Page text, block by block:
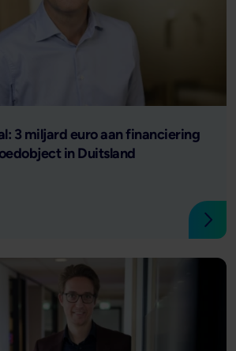
3 miljard euro aan financiering
in Duitsland